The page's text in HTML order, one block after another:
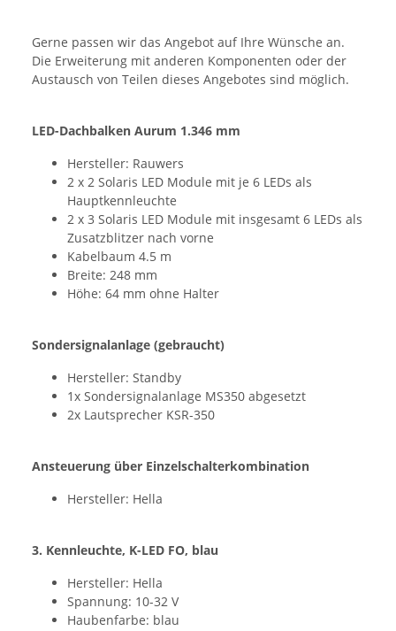
Gerne passen wir das Angebot auf Ihre Wünsche an.
Die Erweiterung mit anderen Komponenten oder der
Austausch von Teilen dieses Angebotes sind möglich.
LED-Dachbalken Aurum 1.346 mm
Hersteller: Rauwers
2 x 2 Solaris LED Module mit je 6 LEDs als
Hauptkennleuchte
2 x 3 Solaris LED Module mit insgesamt 6 LEDs als
Zusatzblitzer nach vorne
Kabelbaum 4.5 m
Breite: 248 mm
Höhe: 64 mm ohne Halter
Sondersignalanlage (gebraucht)
Hersteller: Standby
1x Sondersignalanlage MS350 abgesetzt
2x Lautsprecher KSR-350
Ansteuerung über Einzelschalterkombination
Hersteller: Hella
3. Kennleuchte, K-LED FO, blau
Hersteller: Hella
Spannung: 10-32 V
Haubenfarbe: blau